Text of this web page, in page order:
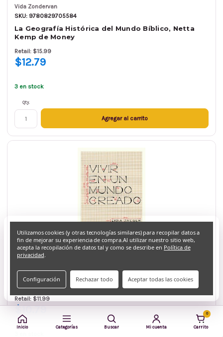
Inicio Categorías Buscar Mi cuenta
0
Carrito
Vida Zondervan
SKU: 9780829705584
La Geografía Histórica del Mundo Bíblico, Netta
Kemp de Money
Retail: $15.99
$12.79
3 en stock
Qty.
Agregar al carrito
SKU: 9788492836772
Vivir en un Mundo Creado, Lydia Jaeger
Retail: $11.99
$10.79
Utilizamos cookies (y otras tecnologías similares) para recopilar datos a
fin de mejorar su experiencia de compra.Al utilizar nuestro sitio web,
acepta la recopilación de datos tal y como se describe en Política de
privacidad.
Configuración Rechazar todo Aceptar todas las cookies